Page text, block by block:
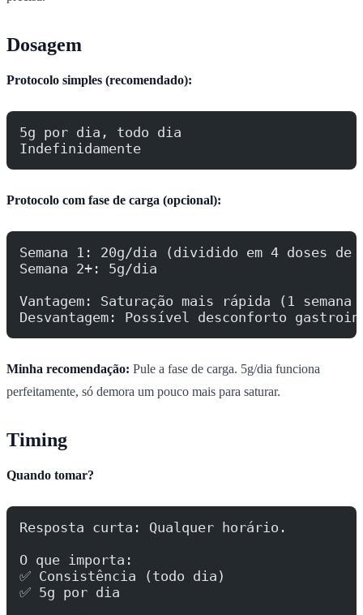
Dosagem
Protocolo simples (recomendado):
5g por dia, todo dia
Indefinidamente
Protocolo com fase de carga (opcional):
Semana 1: 20g/dia (dividido em 4 doses de
Semana 2+: 5g/dia
Vantagem: Saturação mais rápida (1
Desvantagem: Possível desconforto
Minha recomendação: Pule a fase de carga. 5g/dia funciona
perfeitamente, só demora um pouco mais para saturar.
Timing
Quando tomar?
Resposta curta: Qualquer horário.
O que importa:
✅ Consistência (todo dia)
✅ 5g por dia